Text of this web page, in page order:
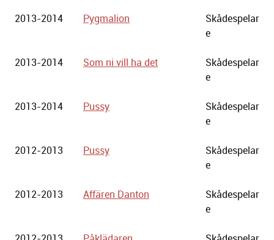
2013-2014 Pygmalion
Skådespelar
e
2013-2014 Som ni vill ha det
Skådespelar
e
2013-2014 Pussy
Skådespelar
e
2012-2013 Pussy
Skådespelar
e
2012-2013 Affären Danton
Skådespelar
e